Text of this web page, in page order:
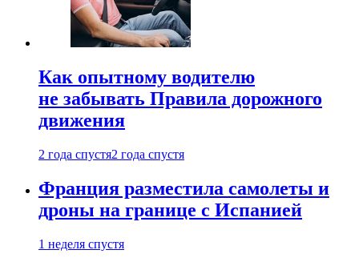
Как опытному водителю
не забывать Правила дорожного
движения
2 года спустя2 года спустя
Франция разместила самолеты и
дроны на границе с Испанией
1 неделя спустя